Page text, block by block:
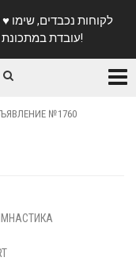
עובדת במתכונת מצומצמת. נא להתקשר לפני הגעה!
№1760